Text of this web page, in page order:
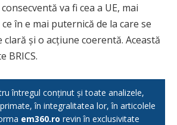
va fi cea a UE, mai
în e mai puternică de la care se
și o acțiune coerentă. Această
BRICS.
întregul conținut și toate analizele,
în integralitatea lor, în articolele
em360.ro revin în exclusivitate